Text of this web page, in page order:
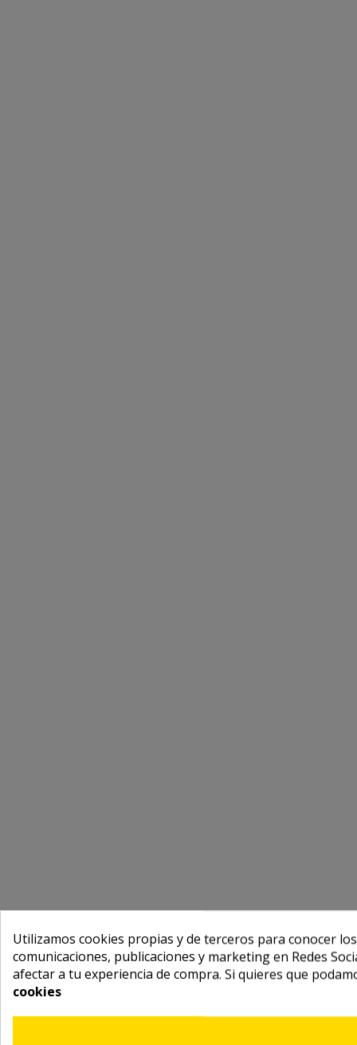
Utilizamos cookies propias y de terceros para conocer
comunicaciones, publicaciones y marketing en Redes
afectar a tu experiencia de compra. Si quieres que
cookies